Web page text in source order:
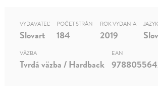
VYDAVATEĽ
Slovart
POČET STRÁN
184
ROK VYDANIA
2019
JAZYK
VÄZBA
Tvrdá väzba / Hardback
EAN